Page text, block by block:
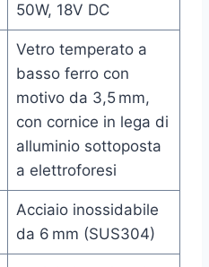
50W, 18V DC
Vetro temperato a
basso ferro con
motivo da 3,5 mm,
con cornice in lega di
alluminio sottoposta
a elettroforesi
Acciaio inossidabile
da 6 mm (SUS304)